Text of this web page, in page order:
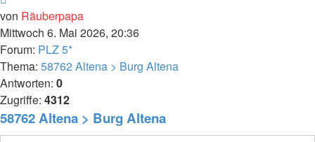
von Räuberpapa
Mittwoch 6. Mai 2026, 20:36
Forum: PLZ 5*
Thema: 58762 Altena > Burg Altena
Antworten: 0
Zugriffe: 4312
58762 Altena > Burg Altena